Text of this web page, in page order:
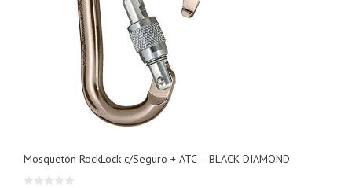
Mosquetón RockLock c/Seguro + ATC – BLACK DIAMOND